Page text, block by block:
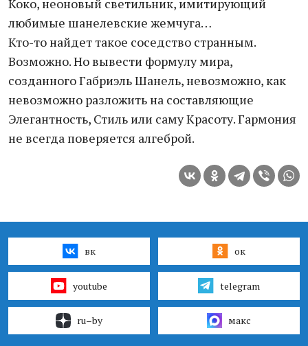
Коко, неоновый светильник, имитирующий
любимые шанелевские жемчуга…
Кто-то найдет такое соседство странным.
Возможно. Но вывести формулу мира,
созданного Габриэль Шанель, невозможно, как
невозможно разложить на составляющие
Элегантность, Стиль или саму Красоту. Гармония
не всегда поверяется алгеброй.
вк ок
youtube telegram
ru–by макс